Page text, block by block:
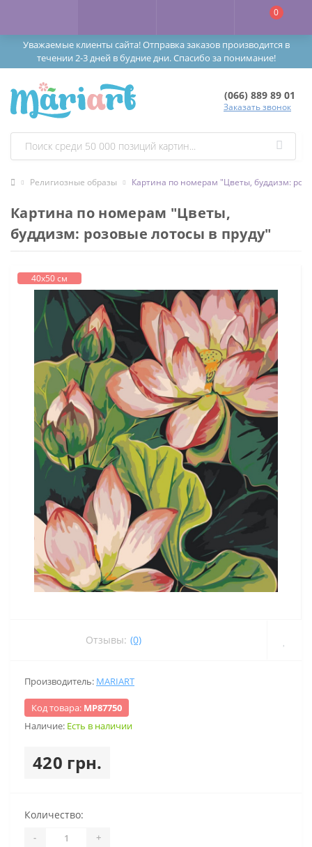
Уважаемые клиенты сайта! Отправка заказов производится в
течении 2-3 дней в будние дни. Спасибо за понимание!
0
(066) 889 89 01
Заказать звонок
Религиозные образы Картина по номерам "Цветы, буддизм:
Картина по номерам "Цветы,
буддизм: розовые лотосы в пруду"
40х50 см
Отзывы: (0)
Производитель: MARIART
Код товара: МР87750
Наличие: Есть в наличии
420 грн.
Количество:
- +